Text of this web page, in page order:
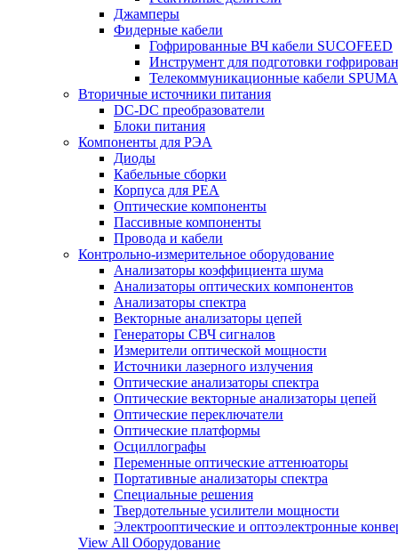
Джамперы
Фидерные кабели
Гофрированные ВЧ кабели SUCOFEED
Инструмент для подготовки
Телекоммуникационные кабели SPUMA
Вторичные источники питания
DC-DC преобразователи
Блоки питания
Компоненты для РЭА
Диоды
Кабельные сборки
Корпуса для РЕА
Оптические компоненты
Пассивные компоненты
Провода и кабели
Контрольно-измерительное оборудование
Анализаторы коэффициента шума
Анализаторы оптических компонентов
Анализаторы спектра
Векторные анализаторы цепей
Генераторы СВЧ сигналов
Измерители оптической мощности
Источники лазерного излучения
Оптические анализаторы спектра
Оптические векторные анализаторы цепей
Оптические переключатели
Оптические платформы
Осциллографы
Переменные оптические аттенюаторы
Портативные анализаторы спектра
Специальные решения
Твердотельные усилители мощности
Электрооптические и оптоэлектронные
View All Оборудование